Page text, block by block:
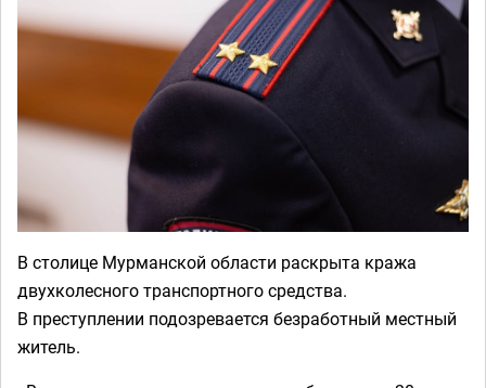
В столице Мурманской области раскрыта кража
двухколесного транспортного средства.
В преступлении подозревается безработный местный
житель.